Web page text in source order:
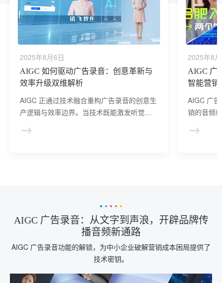
2025年8月6日
AIGC 如何驱动广告录音：创意革新与
效率升级双维解析
AIGC 正通过技术融合重构广告录音的创意生
产逻辑与效率边界。当技术既能激发听觉表
级响应” 时代，广告行业的创意生产范式正迎
2025年8
AIGC 广
智能营销
AIGC 广
销的音频
AIGC 广告录音：从文字到声浪，开辟品牌传
播音频新通路
AIGC 广告录音功能的解锁，为中小企业破解营销成本困局提供了
技术密钥。